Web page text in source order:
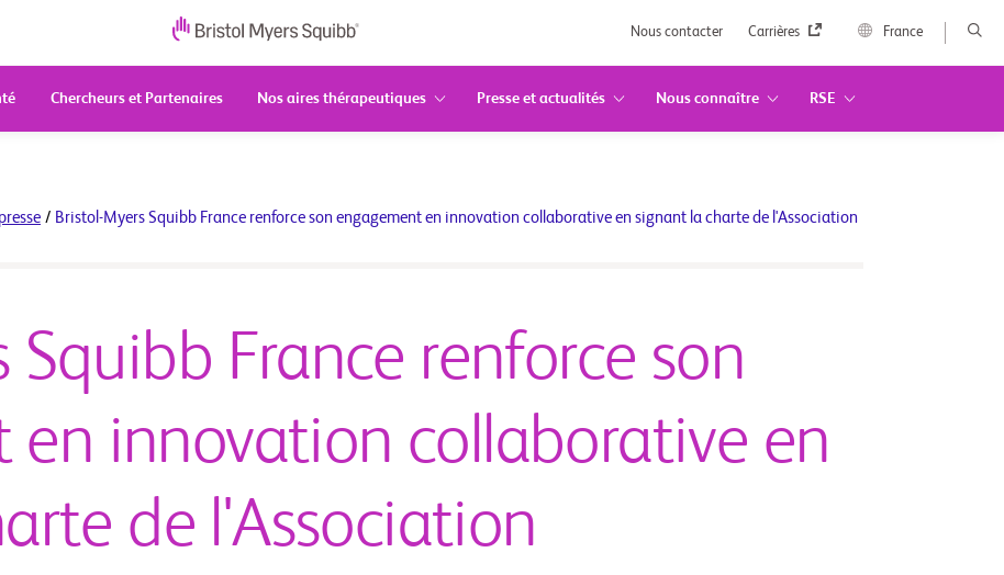
Nous contacter Carrières France
Chercheurs et Partenaires Nos aires thérapeutiques Presse et actualités Nous connaître RSE
/ Bristol-Myers Squibb France renforce son engagement en innovation collaborative en signant la charte de l'Association
Squibb France renforce son
en innovation collaborative en
de l'Association